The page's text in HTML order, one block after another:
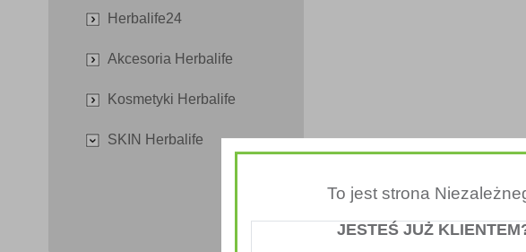
Herbalife24
Akcesoria Herbalife
Kosmetyki Herbalife
SKIN Herbalife
To jest strona
JESTEŚ JUŻ